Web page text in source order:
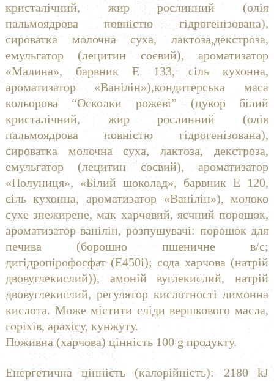
кристалічний, жир рослинний (олія
пальмоядрова повністю гідрогенізована),
сироватка молочна суха, лактоза,декстроза,
емульгатор (лецитин соєвий), ароматизатор
«Малина», барвник Е 133, сіль кухонна,
ароматизатор «Ванілін»),кондитерська маса
кольорова “Осколки рожеві” (цукор білий
кристалічний, жир рослинний (олія
пальмоядрова повністю гідрогенізована),
сироватка молочна суха, лактоза, декстроза,
емульгатор (лецитин соєвий), ароматизатор
«Полуниця», «Білий шоколад», барвник Е 120,
сіль кухонна, ароматизатор «Ванілін»), молоко
сухе знежирене, мак харчовий, яєчний порошок,
ароматизатор ванілін, розпушувачі: порошок для
печива (борошно пшеничне в/с;
дигідропірофосфат (Е450і); сода харчова (натрій
двовуглекислий)), амоній вуглекислий, натрій
двовуглекислий, регулятор кислотності лимонна
кислота. Може містити сліди вершкового масла,
горіхів, арахісу, кунжуту.
Поживна (харчова) цінність 100 g продукту.
Енергетична цінність (калорійність): 2180 kJ